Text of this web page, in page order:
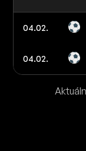
04.02.
04.02.